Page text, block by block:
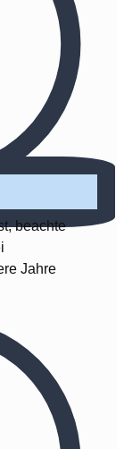
beachte
Jahre